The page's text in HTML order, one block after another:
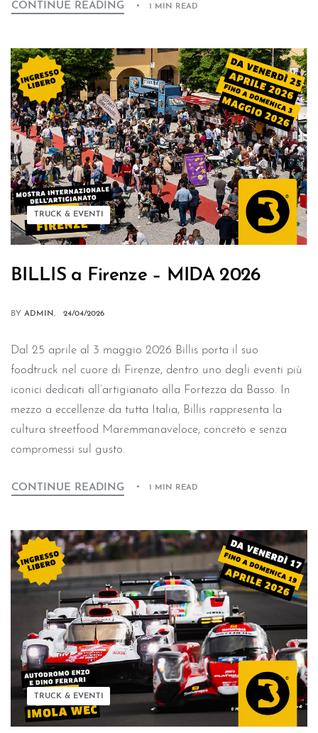
CONTINUE READING 1 MIN READ
TRUCK & EVENTI
BILLIS a Firenze – MIDA 2026
BY ADMIN 24/04/2026
Dal 25 aprile al 3 maggio 2026 Billis porta il suo
foodtruck nel cuore di Firenze, dentro uno degli eventi più
iconici dedicati all’artigianato alla Fortezza da Basso. In
mezzo a eccellenze da tutta Italia, Billis rappresenta la
cultura streetfood Maremmanaveloce, concreto e senza
compromessi sul gusto.
CONTINUE READING 1 MIN READ
TRUCK & EVENTI